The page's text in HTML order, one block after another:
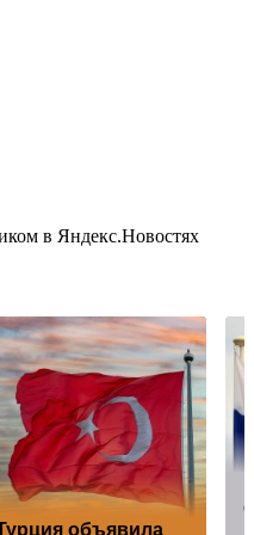
в Яндекс.Новостях
объявила